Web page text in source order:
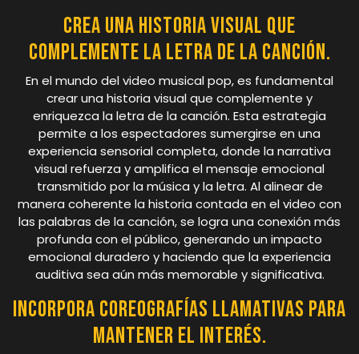
Crea una historia visual que
complemente la letra de la canción.
En el mundo del video musical pop, es fundamental
crear una historia visual que complemente y
enriquezca la letra de la canción. Esta estrategia
permite a los espectadores sumergirse en una
experiencia sensorial completa, donde la narrativa
visual refuerza y amplifica el mensaje emocional
transmitido por la música y la letra. Al alinear de
manera coherente la historia contada en el video con
las palabras de la canción, se logra una conexión más
profunda con el público, generando un impacto
emocional duradero y haciendo que la experiencia
auditiva sea aún más memorable y significativa.
Incorpora coreografías llamativas para
mantener el interés.